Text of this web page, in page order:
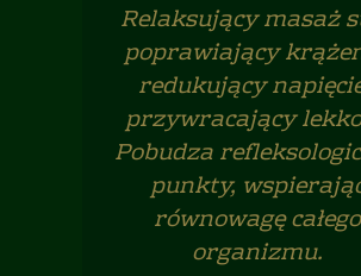
Relaksujący masaż
poprawiający
redukujący
przywracający
Pobudza
punkty,
równowagę całego
organizmu.